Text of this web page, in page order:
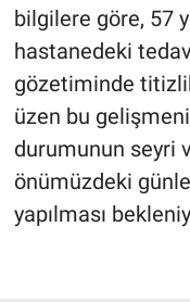
bilgilere göre, 57
hastanedeki
gözetiminde
üzen bu
durumunun seyri
önümüzdeki
yapılması